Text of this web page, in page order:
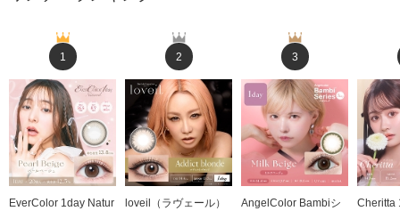
1
EverColor 1day Natur
2
loveil（ラヴェール）
3
AngelColor Bambiシ
Cheritta